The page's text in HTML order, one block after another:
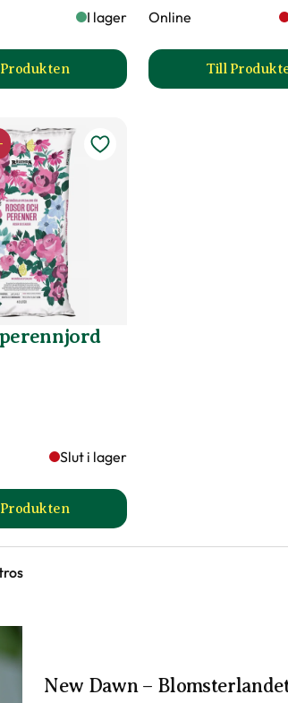
I lager
till Kumulus produktsida
Online
Till
till
Slut i lager
till Ros- och perennjord produktsida
New Dawn –